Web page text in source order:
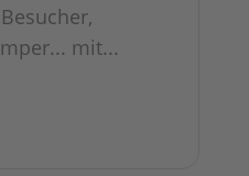
mit...